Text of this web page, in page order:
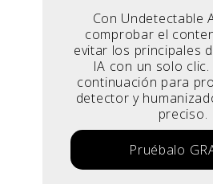
Con Undetectable
comprobar el
evitar los principales
IA con un solo
continuación para
detector y
preciso.
Pruébalo